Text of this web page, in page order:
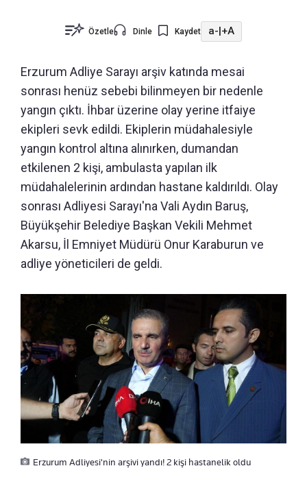
Özetle Dinle Kaydet a-|+A
Erzurum Adliye Sarayı arşiv katında mesai
sonrası henüz sebebi bilinmeyen bir nedenle
yangın çıktı. İhbar üzerine olay yerine itfaiye
ekipleri sevk edildi. Ekiplerin müdahalesiyle
yangın kontrol altına alınırken, dumandan
etkilenen 2 kişi, ambulasta yapılan ilk
müdahalelerinin ardından hastane kaldırıldı. Olay
sonrası Adliyesi Sarayı'na Vali Aydın Baruş,
Büyükşehir Belediye Başkan Vekili Mehmet
Akarsu, İl Emniyet Müdürü Onur Karaburun ve
adliye yöneticileri de geldi.
Erzurum Adliyesi'nin arşivi yandı! 2 kişi hastanelik oldu